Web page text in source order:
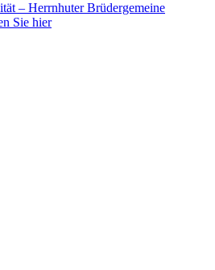
– Herrnhuter Brüdergemeine
Sie hier